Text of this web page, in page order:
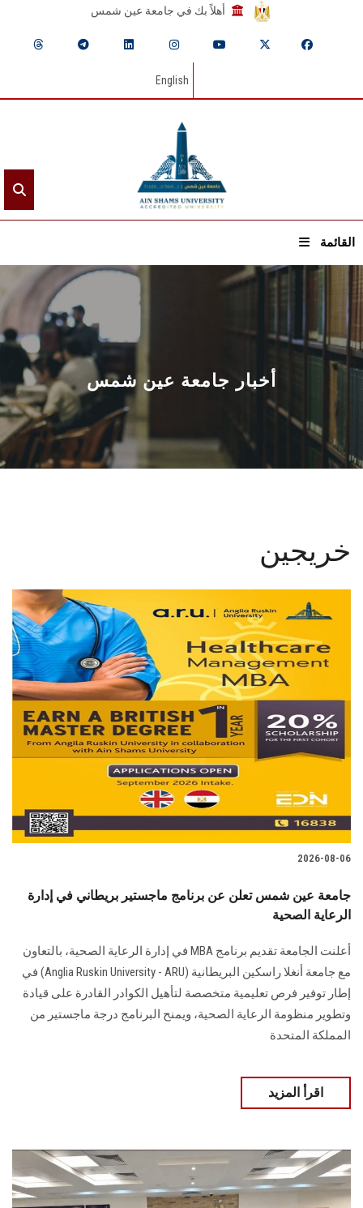
أهلاً بك في جامعة عين شمس
English
القائمة
الرئيسيـة
عن الجامعة
القطاعـات
الشئون الأكاديمية
البحث العلمي
الأنظمة الذكية
الإعلام
تواصل معنا
الطلاب
الدراسات العليا
الزائـرون
سجل الان
أخبار جامعة عين شمس
خريجين
2026-08-06
جامعة عين شمس تعلن عن برنامج ماجستير بريطاني في إدارة
الرعاية الصحية
أعلنت الجامعة تقديم برنامج MBA في إدارة الرعاية الصحية، بالتعاون
مع جامعة أنغلا راسكين البريطانية (Anglia Ruskin University - ARU) في
إطار توفير فرص تعليمية متخصصة لتأهيل الكوادر القادرة على قيادة
وتطوير منظومة الرعاية الصحية، ويمنح البرنامج درجة ماجستير من
المملكة المتحدة
اقرأ المزيد